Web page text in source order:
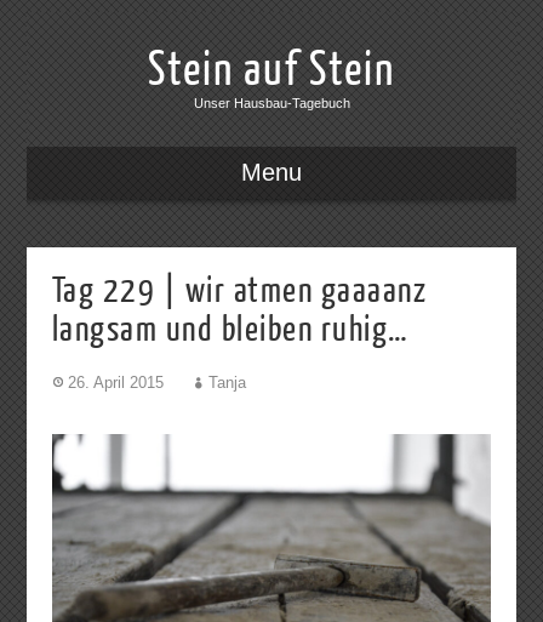
Stein auf Stein
Unser Hausbau-Tagebuch
Menu
Tag 229 | wir atmen gaaaanz
langsam und bleiben ruhig…
26. April 2015 Tanja